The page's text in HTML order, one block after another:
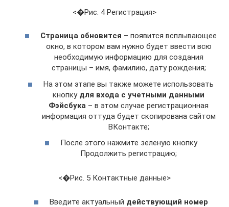
<�Рис. 4 Регистрация>
Страница обновится – появится всплывающее
окно, в котором вам нужно будет ввести всю
необходимую информацию для создания
страницы – имя, фамилию, дату рождения;
На этом этапе вы также можете использовать
кнопку для входа с учетными данными
Фэйсбука – в этом случае регистрационная
информация оттуда будет скопирована сайтом
ВКонтакте;
После этого нажмите зеленую кнопку
Продолжить регистрацию;
<�Рис. 5 Контактные данные>
Введите актуальный действующий номер